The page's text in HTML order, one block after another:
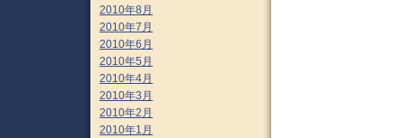
2010年8月
2010年7月
2010年6月
2010年5月
2010年4月
2010年3月
2010年2月
2010年1月